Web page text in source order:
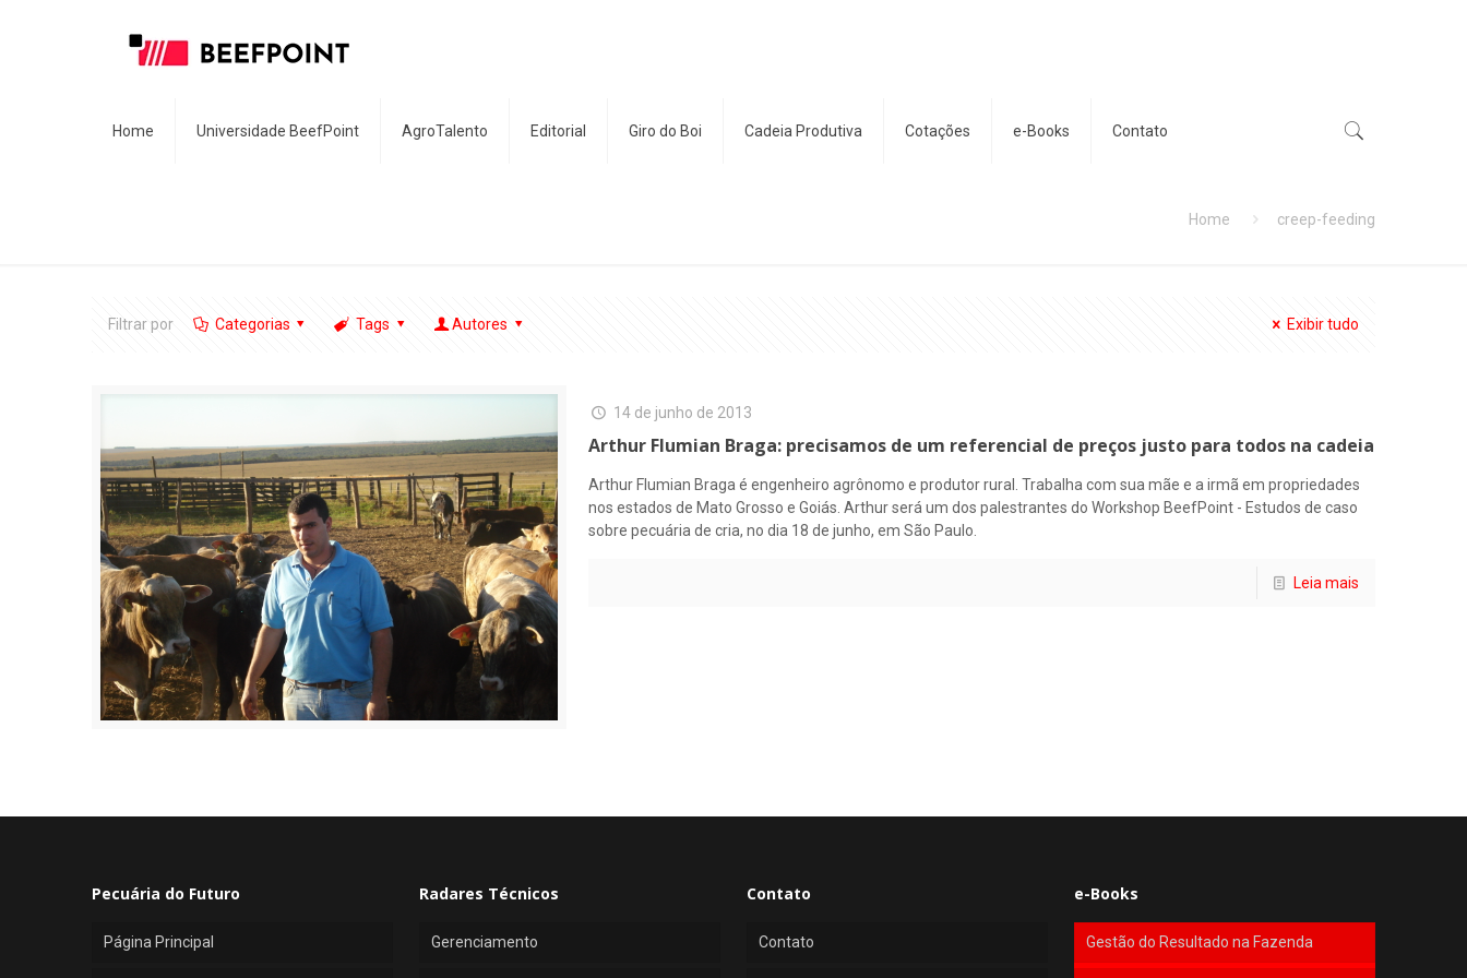
Home Universidade BeefPoint AgroTalento Editorial Giro do Boi Cadeia Produtiva Cotações e-Books Contato
Home creep-feeding
Filtrar por Categorias Tags Autores Exibir tudo
14 de junho de 2013
Arthur Flumian Braga: precisamos de um referencial de preços justo para todos na cadeia
Arthur Flumian Braga é engenheiro agrônomo e produtor rural. Trabalha com sua mãe e a irmã em propriedades
nos estados de Mato Grosso e Goiás. Arthur será um dos palestrantes do Workshop BeefPoint - Estudos de caso
sobre pecuária de cria, no dia 18 de junho, em São Paulo.
Leia mais
Pecuária do Futuro
Página Principal
Radares Técnicos
Gerenciamento
Contato
Contato
e-Books
Gestão do Resultado na Fazenda